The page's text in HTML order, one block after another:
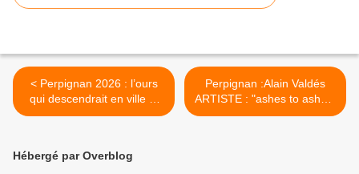
< Perpignan 2026 : l’ours
qui descendrait en ville et
que personne n’oserait
Perpignan :Alain Valdés
ARTISTE : "ashes to ashes"
au Cochon Hardi LIVE !
Hébergé par Overblog